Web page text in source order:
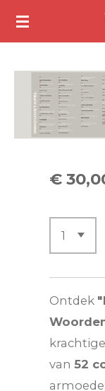
Ga
hoofdinhoud
€
Ontdek
van 52